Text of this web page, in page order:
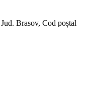
Brasov, Cod poștal